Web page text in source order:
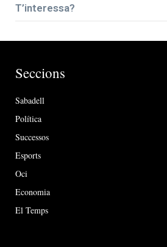
T’interessa?
Seccions
Sabadell
Política
Successos
Esports
Oci
Economia
El Temps